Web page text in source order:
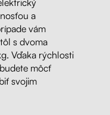
a
vám
s dvoma
Vďaka rýchlosti
môcť
svojim